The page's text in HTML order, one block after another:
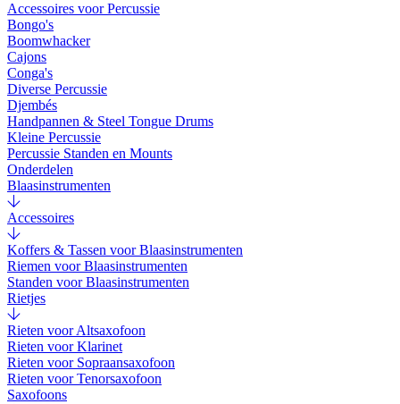
Accessoires voor Percussie
Bongo's
Boomwhacker
Cajons
Conga's
Diverse Percussie
Djembés
Handpannen & Steel Tongue Drums
Kleine Percussie
Percussie Standen en Mounts
Onderdelen
Blaasinstrumenten
Accessoires
Koffers & Tassen voor Blaasinstrumenten
Riemen voor Blaasinstrumenten
Standen voor Blaasinstrumenten
Rietjes
Rieten voor Altsaxofoon
Rieten voor Klarinet
Rieten voor Sopraansaxofoon
Rieten voor Tenorsaxofoon
Saxofoons